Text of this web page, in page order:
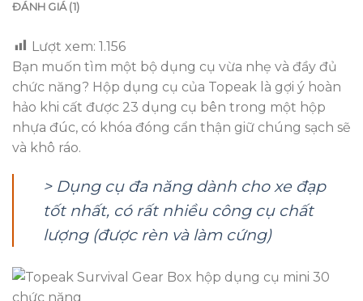
ĐÁNH GIÁ (1)
Lượt xem: 1.156
Bạn muốn tìm một bộ dụng cụ vừa nhẹ và đầy đủ
chức năng? Hộp dụng cụ của Topeak là gợi ý hoàn
hảo khi cất được 23 dụng cụ bên trong một hộp
nhựa đúc, có khóa đóng cẩn thận giữ chúng sạch sẽ
và khô ráo.
> Dụng cụ đa năng dành cho xe đạp
tốt nhất, có rất nhiều công cụ chất
lượng (được rèn và làm cứng)